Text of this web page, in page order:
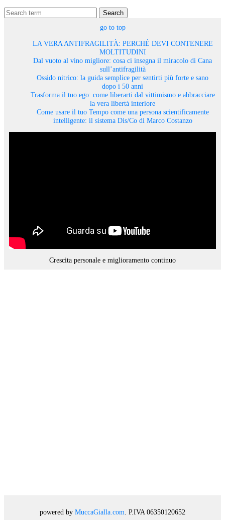
Search
go to top
LA VERA ANTIFRAGILITÀ: PERCHÉ DEVI CONTENERE
MOLTITUDINI
Dal vuoto al vino migliore: cosa ci insegna il miracolo di Cana
sull’antifragilità
Ossido nitrico: la guida semplice per sentirti più forte e sano
dopo i 50 anni
Trasforma il tuo ego: come liberarti dal vittimismo e abbracciare
la vera libertà interiore
Come usare il tuo Tempo come una persona scientificamente
intelligente: il sistema Dis/Co di Marco Costanzo
Crescita personale e miglioramento continuo
powered by MuccaGialla.com . P.IVA 06350120652